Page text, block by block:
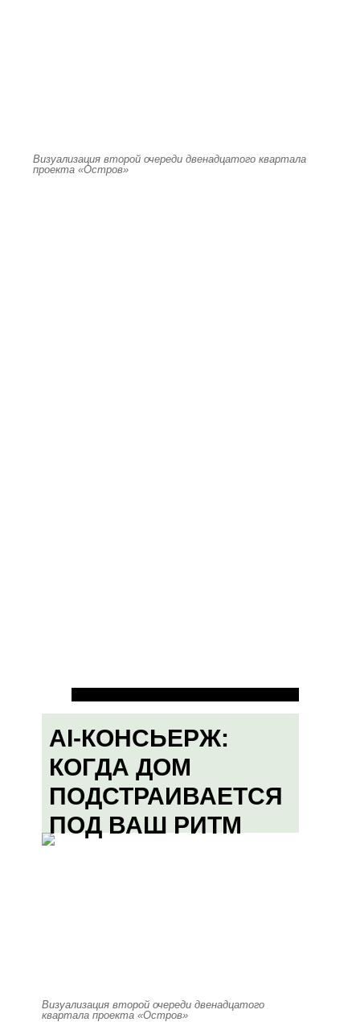
Визуализация второй очереди двенадцатого квартала
проекта «Остров»
AI-КОНСЬЕРЖ:
КОГДА ДОМ
ПОДСТРАИВАЕТСЯ
ПОД ВАШ РИТМ
Визуализация второй очереди двенадцатого
квартала проекта «Остров»